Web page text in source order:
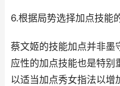
6.根据局势选择加点技能
蔡文姬的技能加点并非墨
应性的加点技能也是特别
以适当加点秀女指法以增